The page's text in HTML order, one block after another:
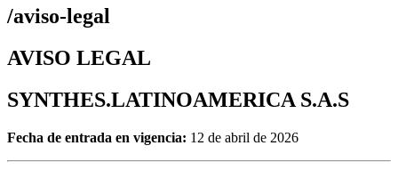
/aviso-legal
AVISO LEGAL
SYNTHES.LATINOAMERICA S.A.S
Fecha de entrada en vigencia: 12 de abril de 2026